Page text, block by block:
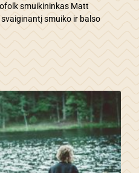
smuikininkas Matt
smuiko ir balso